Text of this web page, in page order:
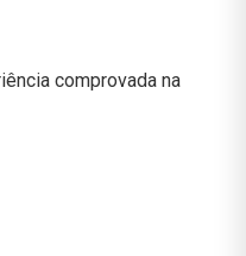
comprovada na